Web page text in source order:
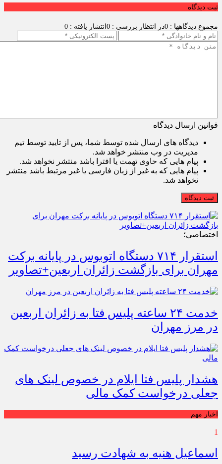
ثبت دیدگاه
مجموع دیدگاهها : 0 در انتظار بررسی : 0 انتشار یافته : 0
قوانین ارسال دیدگاه
دیدگاه های ارسال شده توسط شما، پس از تایید توسط تیم
مدیریت در وب منتشر خواهد شد.
پیام هایی که حاوی تهمت یا افترا باشد منتشر نخواهد شد.
پیام هایی که به غیر از زبان فارسی یا غیر مرتبط باشد منتشر
نخواهد شد.
ثبت دیدگاه
اختصاصی؛
استقرار ۷۱۴ دستگاه اتوبوس در پایانه برکت
مهران برای بازگشت زائران اربعین+تصاویر
خدمت ۲۴ ساعته پلیس فتا به زائران اربعین
در مرز مهران
هشدار پلیس فتا ایلام در خصوص لینک های
جعلی درخواست کمک مالی
اخبار مهم
1
اسماعیل هنیه به شهادت رسید